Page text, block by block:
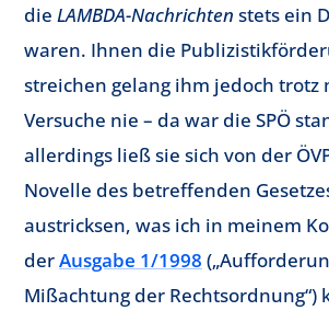
die LAMBDA-Nachrichten stets ein
waren. Ihnen die
streichen gelang ihm jedoch trotz
Versuche nie – da war die SPÖ
allerdings ließ sie sich von der
Novelle des betreffenden
austricksen, was ich in meinem
derAusgabe 1/1998
Mißachtung der Rechtsordnung“)